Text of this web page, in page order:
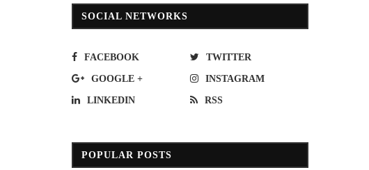
SOCIAL NETWORKS
FACEBOOK TWITTER
GOOGLE + INSTAGRAM
LINKEDIN RSS
POPULAR POSTS